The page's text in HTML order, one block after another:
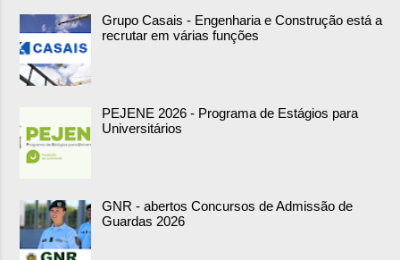
Grupo Casais - Engenharia e Construção está a
recrutar em várias funções
PEJENE 2026 - Programa de Estágios para
Universitários
GNR - abertos Concursos de Admissão de
Guardas 2026